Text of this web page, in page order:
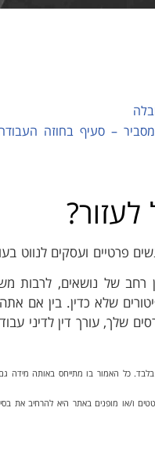
מסביר – סעיף בחוזה
לעזור?
פרטיים ועסקים לנווט
רחב של נושאים, לרבות
שלא כדין. בין אם
שלך, עורך דין לדיני
כל האמור בו מתייחס באותה מידה גם
ו/או מופנים באתר היא להרחיב את